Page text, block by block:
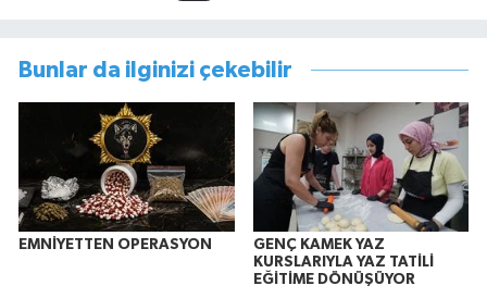
Bunlar da ilginizi çekebilir
EMNİYETTEN OPERASYON
GENÇ KAMEK YAZ
KURSLARIYLA YAZ TATİLİ
EĞİTİME DÖNÜŞÜYOR